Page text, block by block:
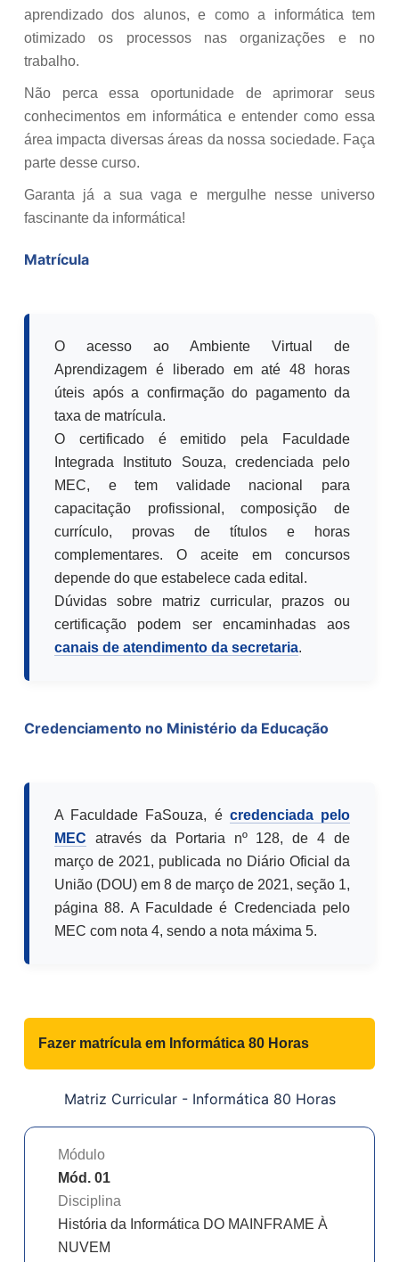
aprendizado dos alunos, e como a informática tem
otimizado os processos nas organizações e no
trabalho.
Não perca essa oportunidade de aprimorar seus
conhecimentos em informática e entender como essa
área impacta diversas áreas da nossa sociedade. Faça
parte desse curso.
Garanta já a sua vaga e mergulhe nesse universo
fascinante da informática!
Matrícula
O acesso ao Ambiente Virtual de
Aprendizagem é liberado em até 48 horas
úteis após a confirmação do pagamento da
taxa de matrícula.
O certificado é emitido pela Faculdade
Integrada Instituto Souza, credenciada pelo
MEC, e tem validade nacional para
capacitação profissional, composição de
currículo, provas de títulos e horas
complementares. O aceite em concursos
depende do que estabelece cada edital.
Dúvidas sobre matriz curricular, prazos ou
certificação podem ser encaminhadas aos
canais de atendimento da secretaria.
Credenciamento no Ministério da Educação
A Faculdade FaSouza, é credenciada pelo
MEC através da Portaria nº 128, de 4 de
março de 2021, publicada no Diário Oficial da
União (DOU) em 8 de março de 2021, seção 1,
página 88. A Faculdade é Credenciada pelo
MEC com nota 4, sendo a nota máxima 5.
Fazer matrícula em Informática 80 Horas
Matriz Curricular - Informática 80 Horas
Módulo
Mód. 01
Disciplina
História da Informática DO MAINFRAME À
NUVEM